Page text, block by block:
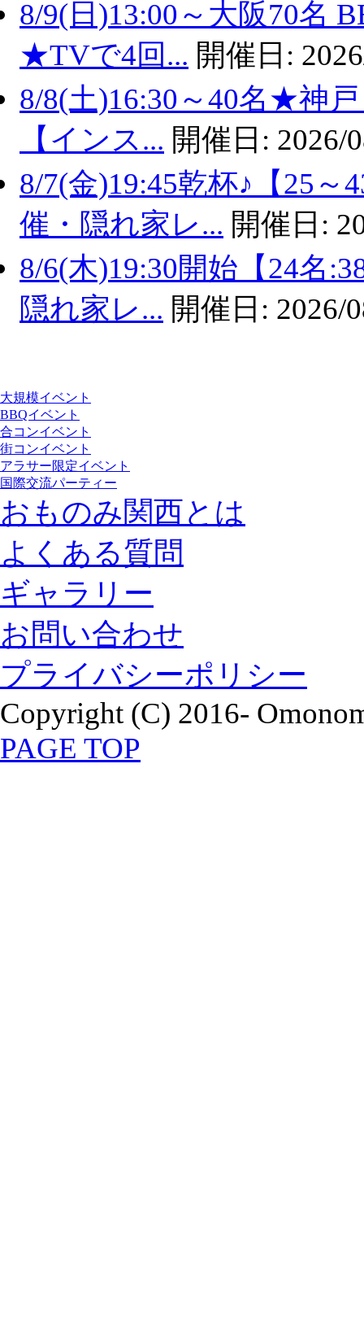
8/9(日)13:00～大阪70名
★TVで4回... 開催日:
8/8(土)16:30～40名★神
【インス... 開催日: 2026/
8/7(金)19:45乾杯♪【25
催・隠れ家レ... 開催日:
8/6(木)19:30開始【24名
隠れ家レ... 開催日: 2026/
大規模イベント
BBQイベント
合コンイベント
街コンイベント
アラサー限定イベント
国際交流パーティー
おものみ関西とは
よくある質問
ギャラリー
お問い合わせ
プライバシーポリシー
Copyright (C) 2016-
PAGE TOP